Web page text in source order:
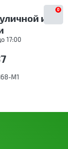
и
17:00
0
М1